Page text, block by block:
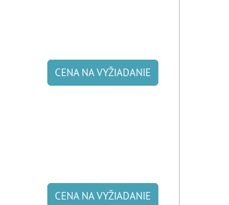
CENA NA VYŽIADANIE
CENA NA VYŽIADANIE